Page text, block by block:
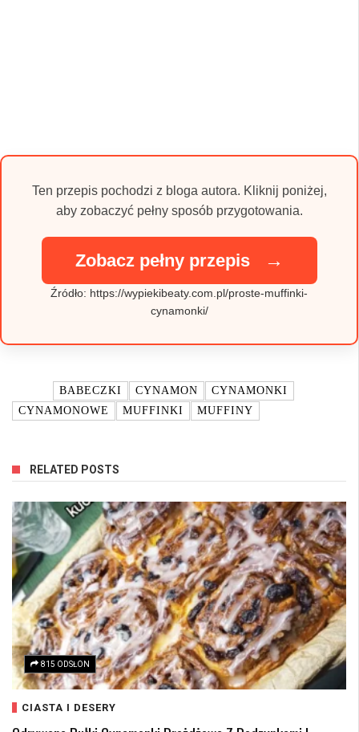
Ten przepis pochodzi z bloga autora. Kliknij poniżej,
aby zobaczyć pełny sposób przygotowania.
Zobacz pełny przepis →
Źródło: https://wypiekibeaty.com.pl/proste-muffinki-
cynamonki/
BABECZKI CYNAMON
CYNAMONKI
CYNAMONOWE
MUFFINKI MUFFINY
RELATED POSTS
815 ODSŁON
CIASTA I DESERY